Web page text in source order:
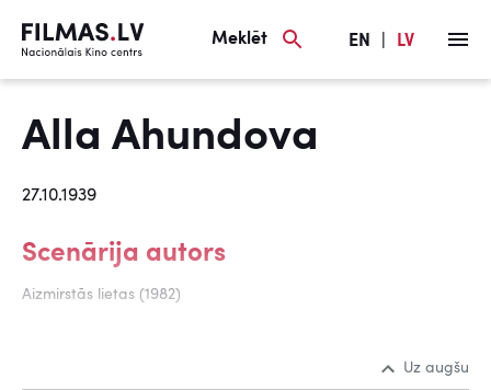
Meklēt EN LV
Alla Ahundova
27.10.1939
Scenārija autors
Aizmirstās lietas (1982)
Uz augšu